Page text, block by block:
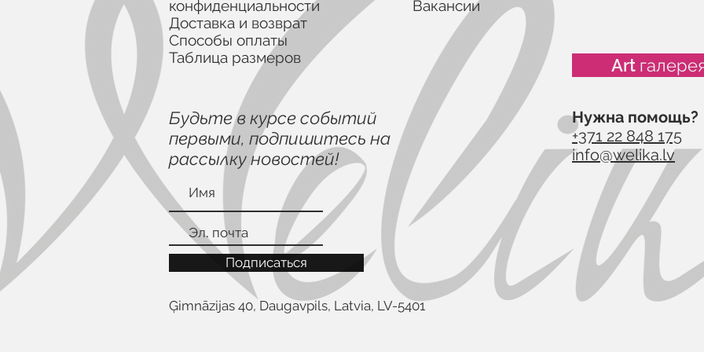
конфиденциальности
Доставка и возврат
Способы оплаты
Таблица размеров
Вакансии
Будьте в курсе событий
первыми, подпишитесь на
рассылку новостей!
Подписаться
Art
Нужна помощь?
+371 22 848 175
info@welika.lv
Ģimnāzijas 40, Daugavpils, Latvia, LV-5401